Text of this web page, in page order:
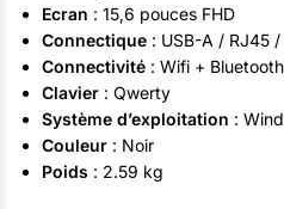
Ecran : 15,6 pouces FHD
Connectique : USB-A / RJ45
Connectivité : Wifi + Bluetooth
Clavier : Qwerty
Système d’exploitation :
Couleur : Noir
Poids : ‎2.59 kg